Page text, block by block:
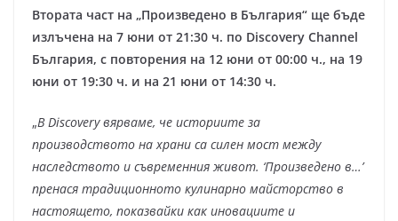
Втората част на „Произведено в България“ ще бъде
излъчена на 7 юни от 21:30 ч. по Discovery Channel
България, с повторения на 12 юни от 00:00 ч., на 19
юни от 19:30 ч. и на 21 юни от 14:30 ч.
„В Discovery вярваме, че историите за
производството на храни са силен мост между
наследството и съвременния живот. ‘Произведено в…’
пренася традиционното кулинарно майсторство в
настоящето, показвайки как иновациите и